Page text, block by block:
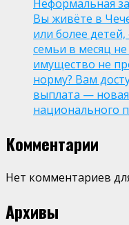
Неформальная
Вы живёте в
или более
семьи в месяц не
имущество не
норму? Вам
выплата —
национального
Комментарии
Нет комментариев
Архивы